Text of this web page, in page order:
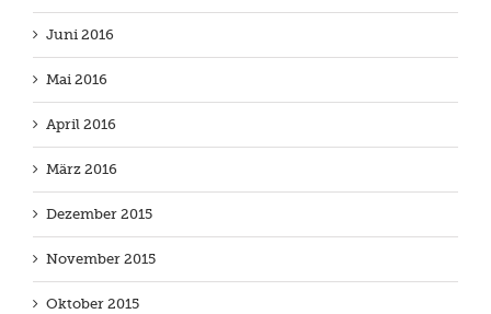
Juni 2016
Mai 2016
April 2016
März 2016
Dezember 2015
November 2015
Oktober 2015